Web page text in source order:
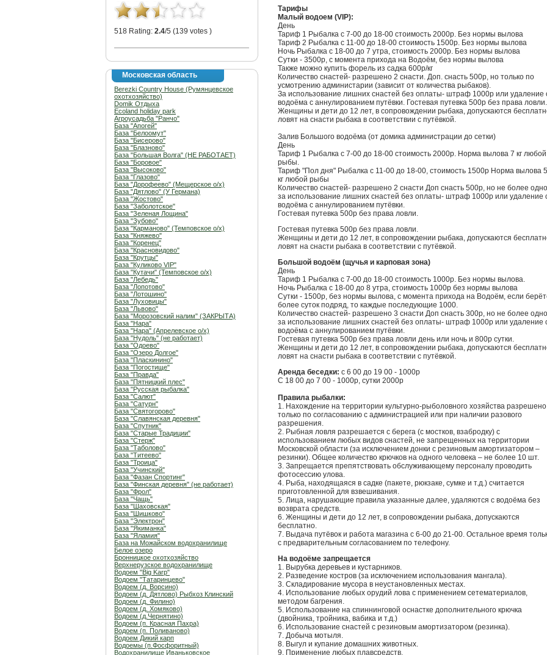
518 Rating: 2.4/5 (139 votes )
Московская область
Berezki Country House (Румянцевское
охотхозяйство)
Domik Отдыха
Ecoland holiday park
Агроусадьба "Ранчо"
База "Апогей"
База "Белоомут"
База "Бисерово"
База "Блазново"
База "Большая Волга" (НЕ РАБОТАЕТ)
База "Боровое"
База "Высоково"
База "Глазово"
База "Дорофеево" (Мещерское о/х)
База "Дятлово" (У Германа)
База "Жостово"
База "Заболотское"
База "Зеленая Лощина"
База "Зубово"
База "Карманово" (Темповское о/х)
База "Княжево"
База "Коренец"
База "Красновидово"
База "Крутцы"
База "Куликово VIP"
База "Кутачи" (Темповское о/х)
База "Лебедь"
База "Лопотово"
База "Лотошино"
База "Луховицы"
База "Львово"
База "Морозовский налим" (ЗАКРЫТА)
База "Нара"
База "Нара" (Апрелевское о/х)
База "Нудоль" (не работает)
База "Одоево"
База "Озеро Долгое"
База "Пласкинино"
База "Погостище"
База "Правда"
База "Пятницкий плес"
База "Русская рыбалка"
База "Салют"
База "Сатурн"
База "Святогорово"
База "Славянская деревня"
База "Спутник"
База "Старые Традиции"
База "Стерж"
База "Таболово"
База "Титеево"
База "Троица"
База "Учинский"
База "Фазан Спортинг"
База "Финская деревня" (не работает)
База "Фрол"
База "Чащь"
База "Шаховская"
База "Шишково"
База "Электрон"
База "Якиманка"
База "Яламия"
База на Можайском водохранилище
Белое озеро
Бронницкое охотхозяйство
Верхнерузское водохранилище
Водоем "Big Karp"
Водоем "Татаринцево"
Водоем (д. Ворсино)
Водоем (д. Дятлово) Рыбхоз Клинский
Водоем (д. Филино)
Водоем (д. Хомяково)
Водоем (д.Чернятино)
Водоем (п. Красная Пахра)
Водоем (п. Поливаново)
Водоем Дикий карп
Водоемы (п.Фосфоритный)
Водохранилище Иваньковское
Тарифы
Малый водоем (VIP):
День
Тариф 1 Рыбалка с 7-00 до 18-00 стоимость 2000р. Без нормы вылова
Тариф 2 Рыбалка с 11-00 до 18-00 стоимость 1500р. Без нормы вылова
Ночь Рыбалка с 18-00 до 7 утра, стоимость 2000р. Без нормы вылова
Сутки - 3500р, с момента прихода на Водоём, без нормы вылова
Также можно купить форель из садка 600р/кг
Количество снастей- разрешено 2 снасти. Доп. снасть 500р, но только по
усмотрению администарии (зависит от количества рыбаков).
За использование лишних снастей без оплаты- штраф 1000р или удаление
водоёма с аннулированием путёвки. Гостевая путевка 500р без права ловли.
Женщины и дети до 12 лет, в сопровождении рыбака, допускаются
ловят на снасти рыбака в соответствии с путёвкой.
Залив Большого водоёма (от домика администрации до сетки)
День
Тариф 1 Рыбалка с 7-00 до 18-00 стоимость 2000р. Норма вылова 7 кг любой
рыбы.
Тариф "Пол дня" Рыбалка с 11-00 до 18-00, стоимость 1500р Норма вылова 5
кг любой рыбы
Количество снастей- разрешено 2 снасти Доп снасть 500р, но не более
за использование лишних снастей без оплаты- штраф 1000р или удаление
водоёма с аннулированием путёвки.
Гостевая путевка 500р без права ловли.
Гостевая путевка 500р без права ловли.
Женщины и дети до 12 лет, в сопровождении рыбака, допускаются
ловят на снасти рыбака в соответствии с путёвкой.
Большой водоём (щучья и карповая зона)
День
Тариф 1 Рыбалка с 7-00 до 18-00 стоимость 1000р. Без нормы вылова.
Ночь Рыбалка с 18-00 до 8 утра, стоимость 1000р без нормы вылова
Сутки - 1500р, без нормы вылова, с момента прихода на Водоём, если
более суток подряд, то каждые последующие 1000.
Количество снастей- разрешено 3 снасти Доп снасть 300р, но не более
за использование лишних снастей без оплаты- штраф 1000р или удаление
водоёма с аннулированием путёвки.
Гостевая путевка 500р без права ловли день или ночь и 800р сутки.
Женщины и дети до 12 лет, в сопровождении рыбака, допускаются
ловят на снасти рыбака в соответствии с путёвкой.
Аренда беседки: c 6 00 до 19 00 - 1000р
С 18 00 до 7 00 - 1000р, сутки 2000р
Правила рыбалки:
1. Нахождение на территории культурно-рыболовного хозяйства разрешено
только по согласованию с администрацией или при наличии разового
разрешения.
2. Рыбная ловля разрешается с берега (с мостков, взабродку) с
использованием любых видов снастей, не запрещенных на территории
Московской области (за исключением донки с резиновым амортизатором –
резинки). Общее количество крючков на одного человека – не более 10 шт.
3. Запрещается препятствовать обслуживающему персоналу проводить
фотосессию улова.
4. Рыба, находящаяся в садке (пакете, рюкзаке, сумке и т.д.) считается
приготовленной для взвешивания.
5. Лица, нарушающие правила указанные далее, удаляются с водоёма без
возврата средств.
6. Женщины и дети до 12 лет, в сопровождении рыбака, допускаются
бесплатно.
7. Выдача путёвок и работа магазина с 6-00 до 21-00. Остальное время
с предварительным согласованием по телефону.
На водоёме запрещается
1. Вырубка деревьев и кустарников.
2. Разведение костров (за исключением использования мангала).
3. Складирование мусора в неустановленных местах.
4. Использование любых орудий лова с применением сетематериалов,
методом багрения.
5. Использование на спиннинговой оснастке дополнительного крючка
(двойника, тройника, вабика и т.д.)
6. Использование снастей с резиновым амортизатором (резинка).
7. Добыча мотыля.
8. Выгул и купание домашних животных.
9. Применение любых плавсредств.